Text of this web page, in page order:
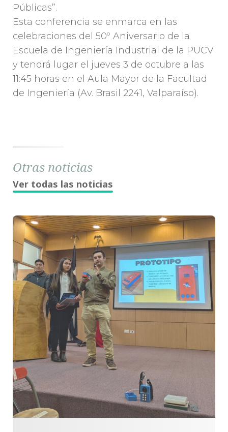
Públicas”.
Esta conferencia se enmarca en las
celebraciones del 50º Aniversario de la
Escuela de Ingeniería Industrial de la PUCV
y tendrá lugar el jueves 3 de octubre a las
11:45 horas en el Aula Mayor de la Facultad
de Ingeniería (Av. Brasil 2241, Valparaíso).
Otras noticias
Ver todas las noticias